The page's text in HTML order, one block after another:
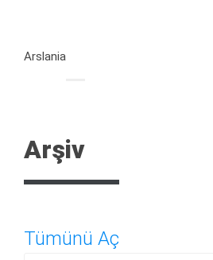
Arslania
Arşiv
Tümünü Aç